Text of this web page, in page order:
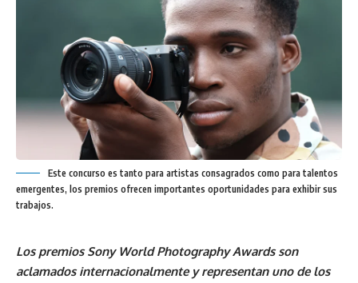
Este concurso es tanto para artistas consagrados como para talentos
emergentes, los premios ofrecen importantes oportunidades para exhibir sus
trabajos.
Los premios Sony World Photography Awards son
aclamados internacionalmente y representan uno de los